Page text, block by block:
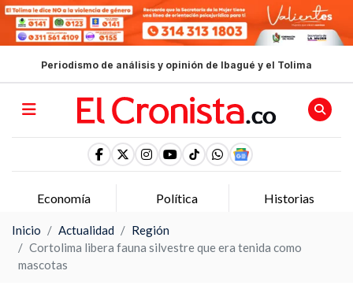
Periodismo de análisis y opinión de Ibagué y el Tolima
Economía Política Historias
Inicio Actualidad
Región
Cortolima libera fauna silvestre que era tenida como
mascotas